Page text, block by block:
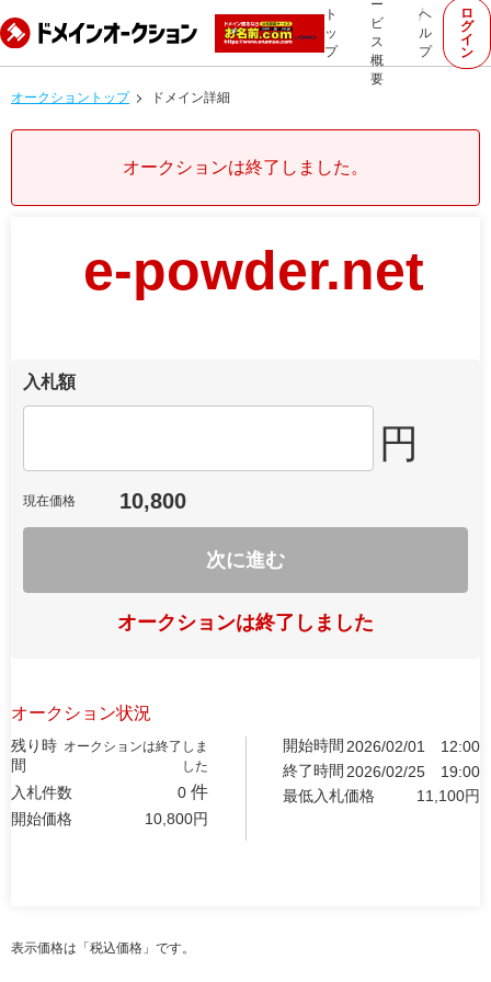
ト
ッ
プ
ー
ビ
ス
概
要
ヘ
ル
プ
ロ
グ
イ
ン
オークショントップ ドメイン詳細
オークションは終了しました。
e-powder.net
入札額
円
現在価格 10,800
次に進む
オークションは終了しました
オークション状況
残り時
間
オークションは終了しま
した
入札件数 0 件
開始価格 10,800円
開始時間 2026/02/01
12:00
終了時間 2026/02/25
19:00
最低入札価格
11,100円
表示価格は「税込価格」です。